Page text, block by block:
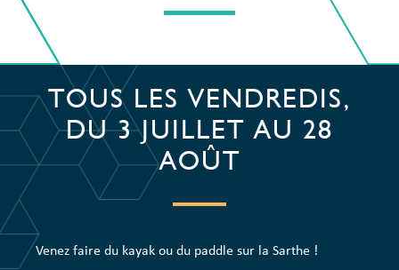
TOUS LES VENDREDIS,
DU 3 JUILLET AU 28
AOÛT
Venez faire du kayak ou du paddle sur la Sarthe !